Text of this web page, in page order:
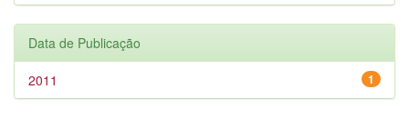
Data de Publicação
1
2011